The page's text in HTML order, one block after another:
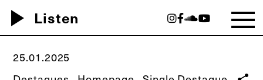
play_arrow Listen
25.01.2025